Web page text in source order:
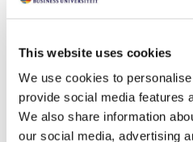
This website uses cookies
We use cookies to
provide social media features
We also share information
our social media, advertising
programma is Frank
Nederlandsche Bank.
duurzame ook “gewone”
organisaties